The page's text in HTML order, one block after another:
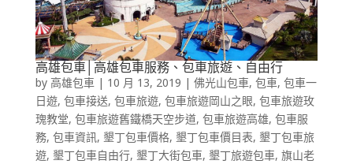
高雄包車│高雄包車服務、包車旅遊、自由行
by 高雄包車| 10 月 13, 2019 | 佛光山包車, 包車, 包車一
日遊, 包車接送, 包車旅遊, 包車旅遊岡山之眼, 包車旅遊玫
瑰教堂, 包車旅遊舊鐵橋天空步道, 包車旅遊高雄, 包車服
務, 包車資訊, 墾丁包車價格, 墾丁包車價目表, 墾丁包車旅
遊, 墾丁包車自由行, 墾丁大街包車, 墾丁旅遊包車, 旗山老